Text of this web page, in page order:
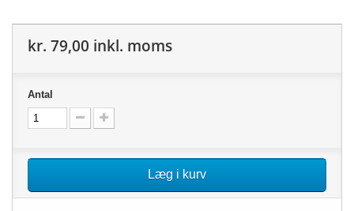
kr. 79,00 inkl. moms
Antal
Læg i kurv